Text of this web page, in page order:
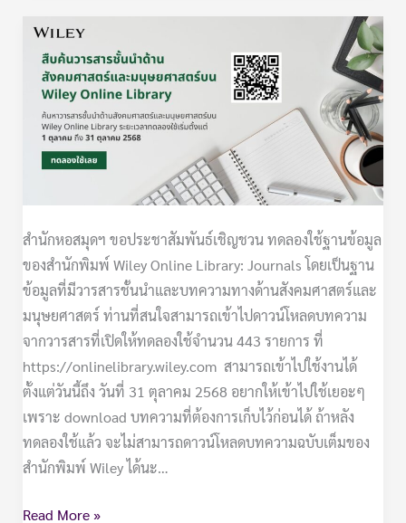
สำนักหอสมุดฯ ขอประชาสัมพันธ์เชิญชวน ทดลองใช้ฐานข้อมูล
ของสำนักพิมพ์ Wiley Online Library: Journals โดยเป็นฐาน
ข้อมูลที่มีวารสารชั้นนำและบทความทางด้านสังคมศาสตร์และ
มนุษยศาสตร์ ท่านที่สนใจสามารถเข้าไปดาวน์โหลดบทความ
จากวารสารที่เปิดให้ทดลองใช้จำนวน 443 รายการ ที่
https://onlinelibrary.wiley.com สามารถเข้าไปใช้งานได้
ตั้งแต่วันนี้ถึง วันที่ 31 ตุลาคม 2568 อยากให้เข้าไปใช้เยอะๆ
เพราะ download บทความที่ต้องการเก็บไว้ก่อนได้ ถ้าหลัง
ทดลองใช้แล้ว จะไม่สามารถดาวน์โหลดบทความฉบับเต็มของ
สำนักพิมพ์ Wiley ได้นะ…
ขอ
เชิญ
ทดลอง
ฐาน
ข้อมูล
Journals
Read More »